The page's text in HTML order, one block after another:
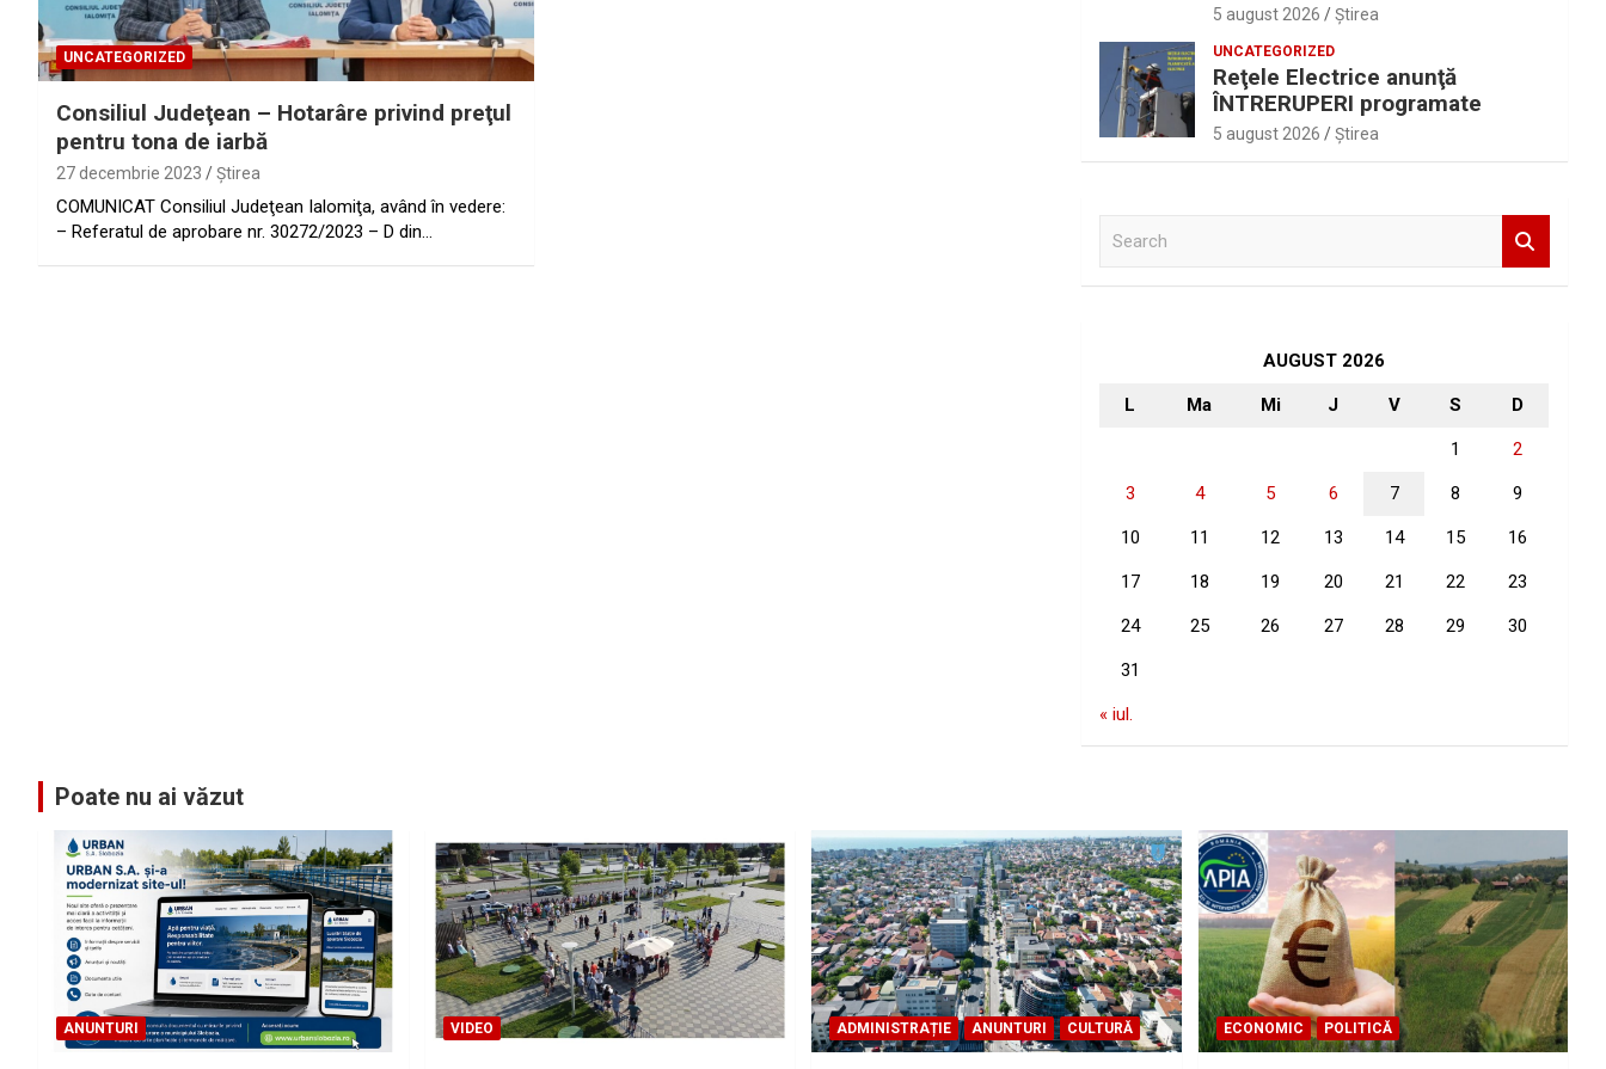
UNCATEGORIZED
Consiliul Judeţean – Hotarâre privind preţul
pentru tona de iarbă
27 decembrie 2023 Ştirea
COMUNICAT Consiliul Judeţean Ialomiţa, având în vedere:
– Referatul de aprobare nr. 30272/2023 – D din…
5 august 2026 Ştirea
UNCATEGORIZED
Reţele Electrice anunţă
ÎNTRERUPERI programate
5 august 2026 Ştirea
AUGUST 2026
L Ma Mi J V S D
1 2
3 4 5 6 7 8 9
10 11 12 13 14 15 16
17 18 19 20 21 22 23
24 25 26 27 28 29 30
31
« iul.
Poate nu ai văzut
ANUNTURI VIDEO ADMINISTRAȚIE ANUNTURI CULTURĂ ECONOMIC POLITICĂ